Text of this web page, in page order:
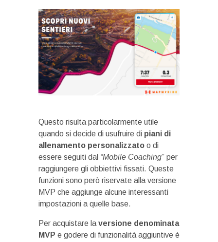
Questo risulta particolarmente utile
quando si decide di usufruire di piani di
allenamento personalizzato o di
essere seguiti dal “Mobile Coaching” per
raggiungere gli obbiettivi fissati. Queste
funzioni sono però riservate alla versione
MVP che aggiunge alcune interessanti
impostazioni a quelle base.
Per acquistare la versione denominata
MVP e godere di funzionalità aggiuntive è